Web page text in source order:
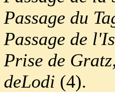
Passage du
Passage de
Prise de
deLodi (4).